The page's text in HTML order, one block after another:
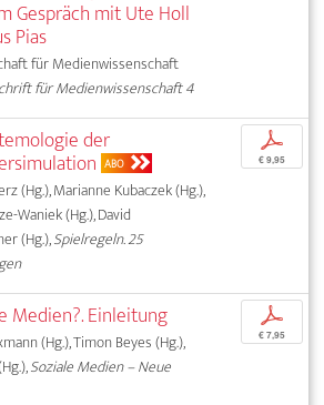
Gespräch mit Ute Holl
Pias
für Medienwissenschaft
für Medienwissenschaft 4
der
ABO
(Hg.), Marianne Kubaczek (Hg.),
Waniek (Hg.), David
(Hg.),Spielregeln. 25
p
€ 9,95
Medien?. Einleitung
(Hg.), Timon Beyes (Hg.),
Soziale Medien – Neue
p
€ 7,95